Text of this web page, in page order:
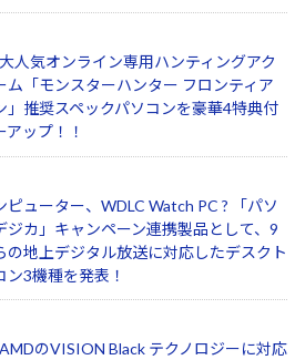
人気オンライン専用ハンティングアク
ム「モンスターハンター フロンティア
」推奨スペックパソコンを豪華4特典付
ップ！！
ピューター、WDLC Watch PC ? 「パソ
ジカ」キャンペーン連携製品として、9
の地上デジタル放送に対応したデスクト
ン3機種を発表！
のVISION Black テクノロジーに対応